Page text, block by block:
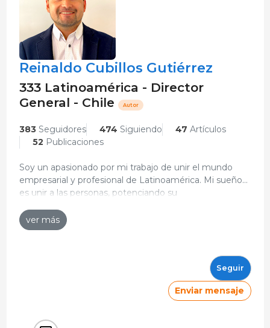
Reinaldo Cubillos Gutiérrez
333 Latinoamérica - Director
General - Chile
Autor
383Seguidores 474 Siguiendo 47 Artículos
52 Publicaciones
Soy un apasionado por mi trabajo de unir el mundo
empresarial y profesional de Latinoamérica. Mi sueño
es unir a las personas, potenciando su
que la clave del desarrollo es la unión entre personas
que no son iguales en creencias y conocimientos.
C. Vitae
ver más
Seguir
Enviar mensaje